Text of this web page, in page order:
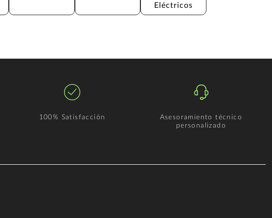
Eléctricos
100% Satisfacción
Asesoramiento técnico
personalizado